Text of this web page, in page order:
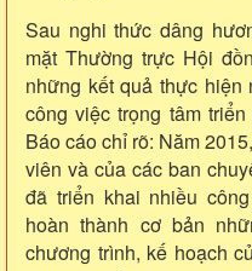
Sau nghi thức dâng
mặt Thường trực Hội
những kết quả thực hiện
công việc trọng tâm
Báo cáo chỉ rõ: Năm
viên và của các ban
đã triển khai nhiều
hoàn thành cơ bản
chương trình, kế hoạch